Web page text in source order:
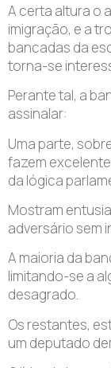
A certa altura o
imigração, e a
bancadas da
torna-se
Perante tal, a
assinalar:
Uma parte,
fazem
da lógica
Mostram
adversário sem
A maioria da
limitando-se a
desagrado.
Os restantes,
um deputado